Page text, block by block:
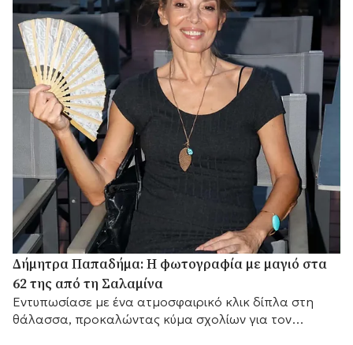
Δήμητρα Παπαδήμα: Η φωτογραφία με μαγιό στα
62 της από τη Σαλαμίνα
Εντυπωσίασε με ένα ατμοσφαιρικό κλικ δίπλα στη
θάλασσα, προκαλώντας κύμα σχολίων για τον